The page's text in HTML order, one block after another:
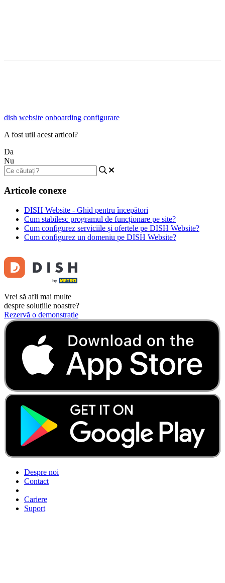
dish website onboarding configurare
A fost util acest articol?
Da
Nu
Articole conexe
DISH Website - Ghid pentru începători
Cum stabilesc programul de funcționare pe site?
Cum configurez serviciile și ofertele pe DISH Website?
Cum configurez un domeniu pe DISH Website?
Vrei să afli mai multe
despre soluțiile noastre?
Rezervă o demonstrație
Despre noi
Contact
Cariere
Suport